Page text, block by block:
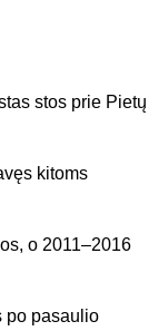
stos prie Pietų
kitoms
o 2011–2016
po pasaulio